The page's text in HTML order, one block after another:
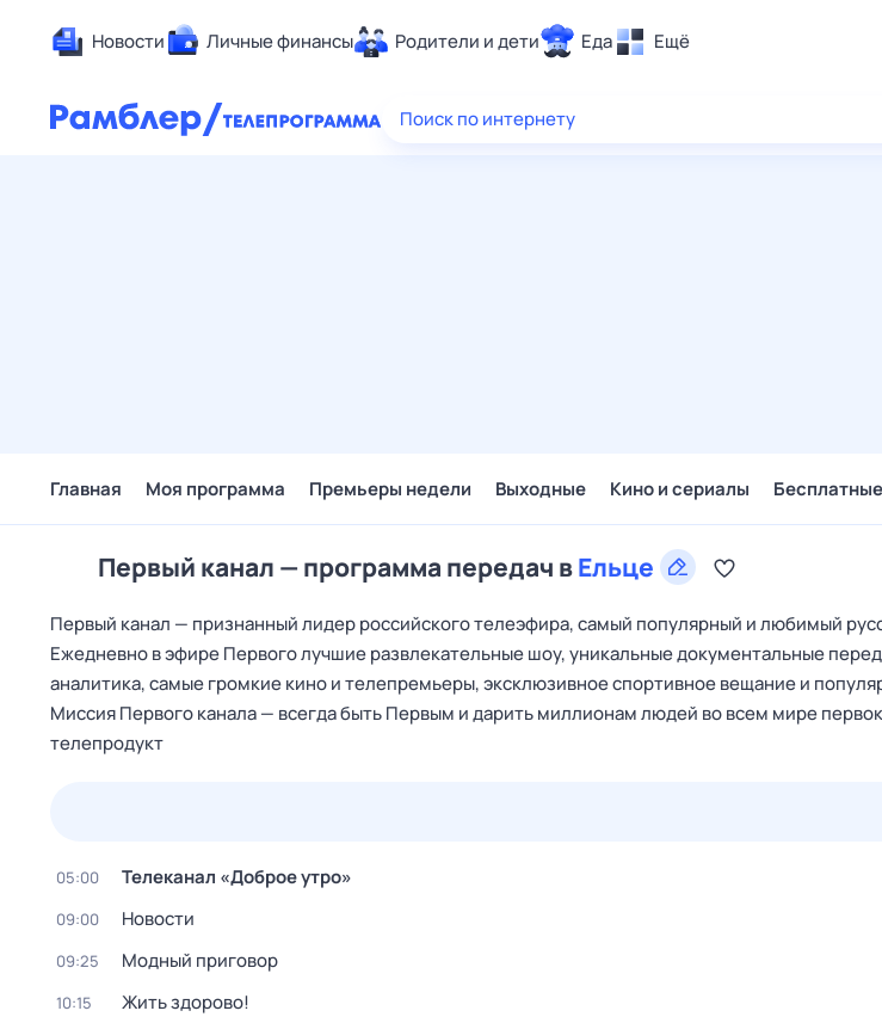
Новости Личные финансы Родители и дети Еда Ещё
Здоровье
Поиск по интернету
Главная Моя программа Премьеры недели Выходные Кино и сериалы
Первый канал — программа передач вЕльце
Первый канал — признанный лидер российского телеэфира, самый популярный и любимый
Ежедневно в эфире Первого лучшие развлекательные шоу, уникальные документальные
аналитика, самые громкие кино и телепремьеры, эксклюзивное спортивное вещание и
Миссия Первого канала — всегда быть Первым и дарить миллионам людей во всем мире
телепродукт
05:00 Телеканал «Доброе утро»
09:00 Новости
09:25 Модный приговор
10:15 Жить здорово!